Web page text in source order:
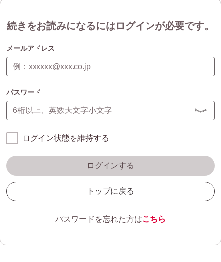
続きをお読みになるにはログインが必要です。
メールアドレス
パスワード
ログイン状態を維持する
ログインする
トップに戻る
パスワードを忘れた方はこちら